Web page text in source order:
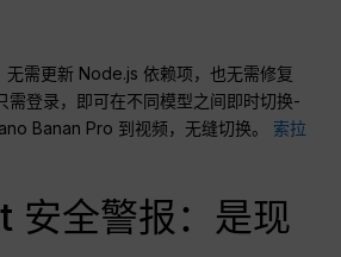
无需更新 Node.js 依赖项，也无需修复
需登录，即可在不同模型之间即时切换-
Banan Pro 到视频，无缝切换。 索拉
安全警报：是现